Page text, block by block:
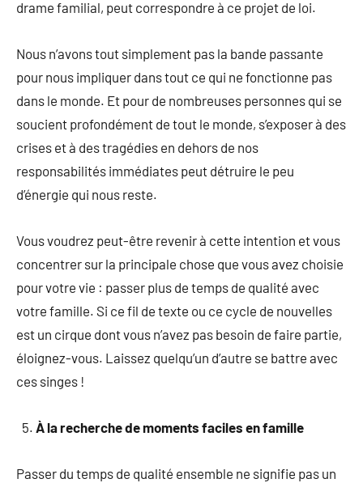
drame familial, peut correspondre à ce projet de loi.
Nous n’avons tout simplement pas la bande passante
pour nous impliquer dans tout ce qui ne fonctionne pas
dans le monde. Et pour de nombreuses personnes qui se
soucient profondément de tout le monde, s’exposer à des
crises et à des tragédies en dehors de nos
responsabilités immédiates peut détruire le peu
d’énergie qui nous reste.
Vous voudrez peut-être revenir à cette intention et vous
concentrer sur la principale chose que vous avez choisie
pour votre vie : passer plus de temps de qualité avec
votre famille. Si ce fil de texte ou ce cycle de nouvelles
est un cirque dont vous n’avez pas besoin de faire partie,
éloignez-vous. Laissez quelqu’un d’autre se battre avec
ces singes !
À la recherche de moments faciles en famille
Passer du temps de qualité ensemble ne signifie pas un